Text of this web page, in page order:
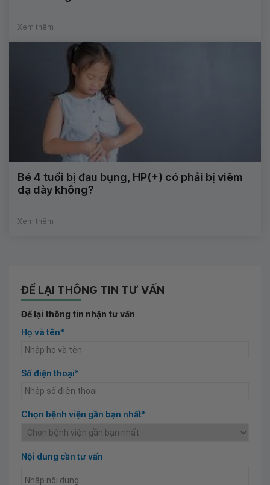
Xem thêm
Bé 4 tuổi bị đau bụng, HP(+) có phải bị viêm
dạ dày không?
Xem thêm
ĐỂ LẠI THÔNG TIN TƯ VẤN
Để lại thông tin nhận tư vấn
Họ và tên*
Số điện thoại*
Chọn bệnh viện gần bạn nhất*
Nội dung cần tư vấn